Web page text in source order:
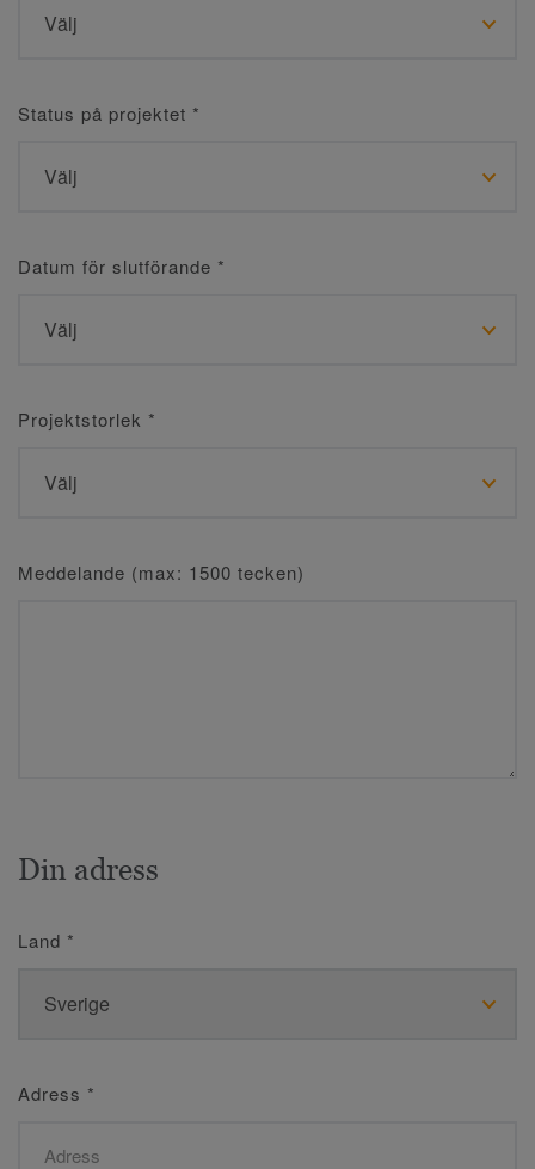
Status på projektet *
Datum för slutförande *
Projektstorlek *
Meddelande (max: 1500 tecken)
Din adress
Land *
Adress *